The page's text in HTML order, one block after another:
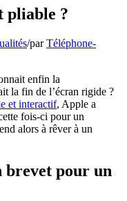
pliable ?
/parTéléphone-
enfin la
la fin de l’écran rigide ?
et interactif, Apple a
fois-ci pour un
alors à rêver à un
brevet pour un